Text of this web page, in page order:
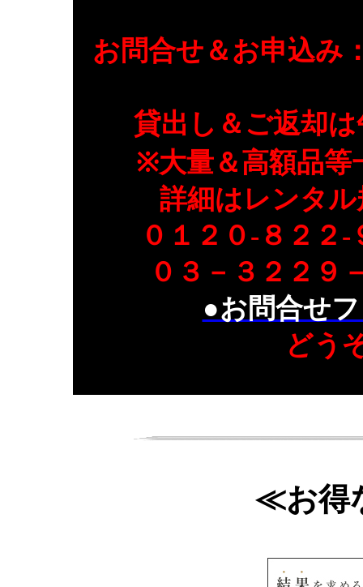
お問合せ＆お申込み
貸出し＆ご返却
※大量＆高額品等
詳細はレンタ
０１２０-８２２
０３－３２２９
●お問合せ
どう
≪お得